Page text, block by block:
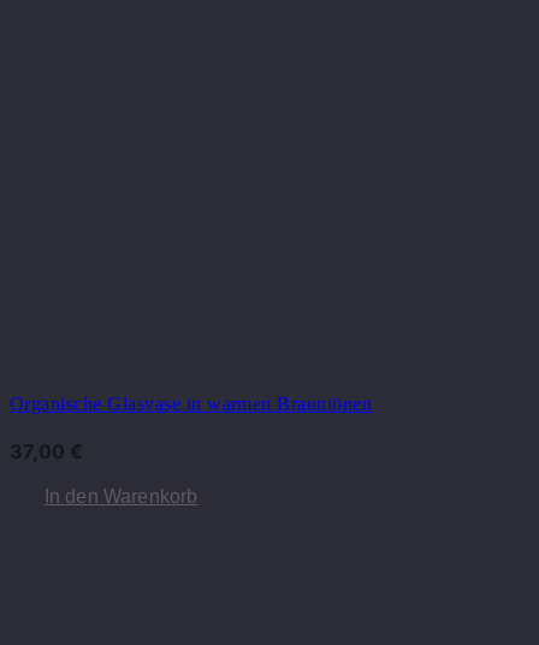
Organische Glasvase in warmen Brauntönen
37,00 €
In den Warenkorb